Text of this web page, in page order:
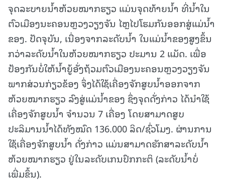
ຈຸດລະບາຍນໍ້າຫ້ວຍໝາກຮຽວ ແມ່ນຈຸດທ້າຍນໍ້າ ທີ່ນໍ້າໃນ
ຕົວເມືອງນະຄອນຫຼວງວຽງຈັນ ໄຫຼໄປໂຮມກັນອອກສູ່ແມ່ນໍ້າ
ຂອງ. ປັດຈຸບັນ, ເນື່ອງຈາກລະດັບນໍ້າ ໃນແມ່ນໍ້າຂອງສູງຂຶ້ນ
ກວ່າລະດັບນໍ້າໃນຫ້ວຍໝາກຮຽວ ປະມານ 2 ແມັດ. ເພື່ອ
ປ້ອງກັນບໍ່ໃຫ້ນໍ້າຍູ້ອັ່ງຖ້ວມຕົວເມືອງນະຄອນຫຼວງວຽງຈັນ
ພາກສ່ວນກ່ຽວຂ້ອງ ຈຶ່ງໄດ້ໃຊ້ເຄື່ອງຈັກສູບນ້ຳອອກຈາກ
ຫ້ວຍໝາກຮຽວ ລົງສູ່ແມ່ນໍ້າຂອງ ຊຶ່ງຈຸດດັ່ງກ່າວ ໄດ້ນໍາໃຊ້
ເຄື່ອງຈັກສູບນໍ້າ ຈຳນວນ 7 ເຄື່ອງ ໂດຍສາມາດສູບ
ປະລິມານນໍ້າໄດ້ທັງໝົດ 136.000 ລິດ/ຊົ່ວໂມງ. ຜ່ານການ
ໃຊ້ເຄື່ອງຈັກສູບນໍ້າ ດັ່ງກ່າວ ແມ່ນສາມາດຮັກສາລະດັບນໍ້າ
ຫ້ວຍໝາກຮຽວ ຢູ່ໃນລະດັບເກນປົກກະຕິ (ລະດັບນໍ້າບໍ່
ເພີ່ມຂຶ້ນ).